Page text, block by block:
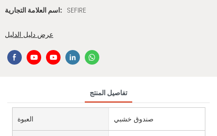
اسم العلامة التجارية: SEFIRE
عرض دليل الدليل
تفاصيل المنتج
العبوة صندوق خشبي